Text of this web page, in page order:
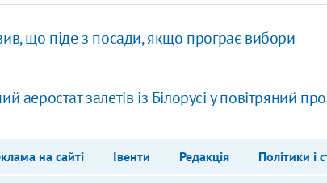
що піде з посади, якщо програє вибори
аеростат залетів із Білорусі у повітряний
на сайті Івенти Редакція Політики і